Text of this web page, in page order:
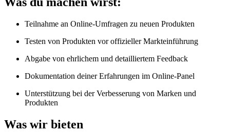
Teilnahme an Online-Umfragen zu neuen Produkten
Testen von Produkten vor offizieller Markteinführung
Abgabe von ehrlichem und detailliertem Feedback
Dokumentation deiner Erfahrungen im Online-Panel
Unterstützung bei der Verbesserung von Marken und
Produkten
Was wir bieten